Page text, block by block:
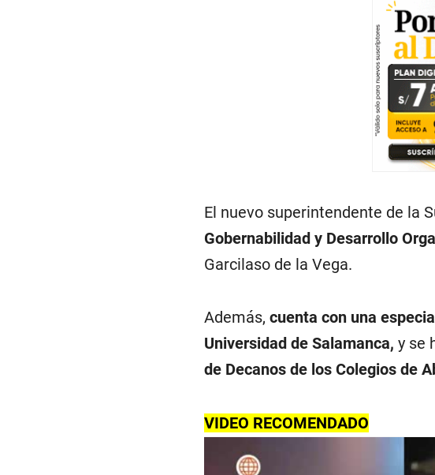
El nuevo superintendente de la
Gobernabilidad y Desarrollo
Garcilaso de la Vega.
Además, cuenta con una
Universidad de Salamanca, y se
de Decanos de los Colegios de
VIDEO RECOMENDADO